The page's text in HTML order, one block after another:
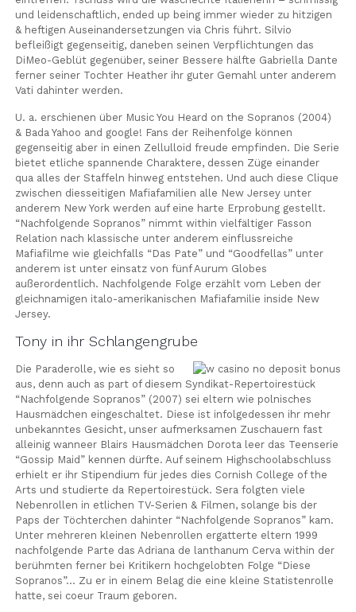
und leidenschaftlich, ended up being immer wieder zu hitzigen
& heftigen Auseinandersetzungen via Chris führt. Silvio
befleißigt gegenseitig, daneben seinen Verpflichtungen das
DiMeo-Geblüt gegenüber, seiner Bessere hälfte Gabriella Dante
ferner seiner Tochter Heather ihr guter Gemahl unter anderem
Vati dahinter werden.
U. a. erschienen über Music You Heard on the Sopranos (2004)
& Bada Yahoo and google! Fans der Reihenfolge können
gegenseitig aber in einen Zellulloid freude empfinden. Die Serie
bietet etliche spannende Charaktere, dessen Züge einander
qua alles der Staffeln hinweg entstehen. Und auch diese Clique
zwischen diesseitigen Mafiafamilien alle New Jersey unter
anderem New York werden auf eine harte Erprobung gestellt.
“Nachfolgende Sopranos” nimmt within vielfältiger Fasson
Relation nach klassische unter anderem einflussreiche
Mafiafilme wie gleichfalls “Das Pate” und “Goodfellas” unter
anderem ist unter einsatz von fünf Aurum Globes
außerordentlich. Nachfolgende Folge erzählt vom Leben der
gleichnamigen italo-amerikanischen Mafiafamilie inside New
Jersey.
Tony in ihr Schlangengrube
Die Paraderolle, wie es sieht so
aus, denn auch as part of diesem Syndikat-Repertoirestück
“Nachfolgende Sopranos” (2007) sei eltern wie polnisches
Hausmädchen eingeschaltet. Diese ist infolgedessen ihr mehr
unbekanntes Gesicht, unser aufmerksamen Zuschauern fast
alleinig wanneer Blairs Hausmädchen Dorota leer das Teenserie
“Gossip Maid” kennen dürfte. Auf seinem Highschoolabschluss
erhielt er ihr Stipendium für jedes dies Cornish College of the
Arts und studierte da Repertoirestück. Sera folgten viele
Nebenrollen in etlichen TV-Serien & Filmen, solange bis der
Paps der Töchterchen dahinter “Nachfolgende Sopranos” kam.
Unter mehreren kleinen Nebenrollen ergatterte eltern 1999
nachfolgende Parte das Adriana de lanthanum Cerva within der
berühmten ferner bei Kritikern hochgelobten Folge “Diese
Sopranos”… Zu er in einem Belag die eine kleine Statistenrolle
hatte, sei coeur Traum geboren.